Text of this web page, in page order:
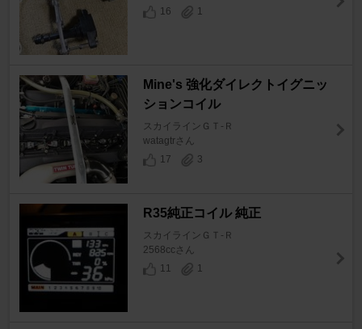
16
1
Mine's 強化ダイレクトイグニッ
ションコイル
スカイラインＧＴ‐Ｒ
watagtrさん
17
3
R35純正コイル 純正
スカイラインＧＴ‐Ｒ
2568ccさん
11
1